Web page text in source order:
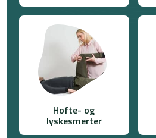
Hofte- og
lyskesmerter